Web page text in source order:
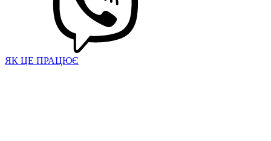
ЯК ЦЕ ПРАЦЮЄ